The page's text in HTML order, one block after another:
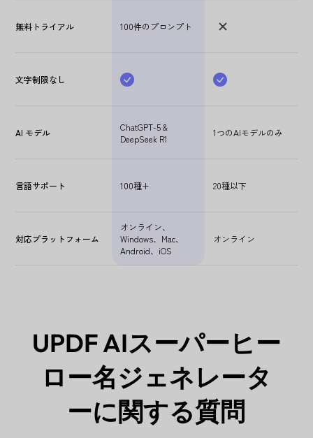
無料トライアル 100件のプロンプト
文字制限なし
AI モデル
ChatGPT-5 &
DeepSeek R1
1つのAIモデルのみ
言語サポート 100種+ 20種以下
対応プラットフォーム
オンライン、
Windows、Mac、
Android、iOS
オンライン
UPDF AIスーパーヒー
ロー名ジェネレータ
ーに関する質問